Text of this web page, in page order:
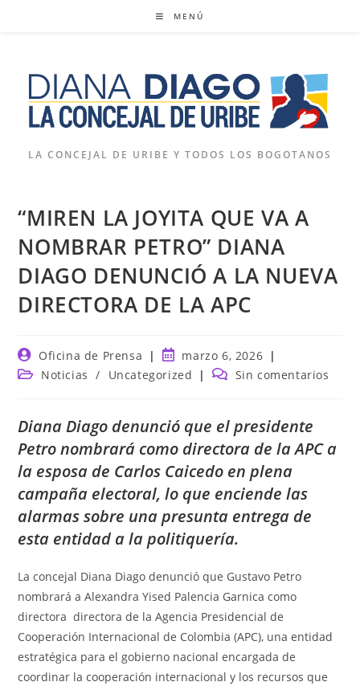
MENÚ
LA CONCEJAL DE URIBE Y TODOS LOS BOGOTANOS
“MIREN LA JOYITA QUE VA A
NOMBRAR PETRO” DIANA
DIAGO DENUNCIÓ A LA NUEVA
DIRECTORA DE LA APC
Autor
de
Oficina de Prensa
Publicación
de
marzo 6, 2026
Categoría
entrada:
Noticias / Uncategorized
Comentarios
entrada:
Sin comentarios
Diana Diago denunció que el presidente
Petro nombrará como directora de la APC a
la esposa de Carlos Caicedo en plena
campaña electoral, lo que enciende las
alarmas sobre una presunta entrega de
esta entidad a la politiquería.
La concejal Diana Diago denunció que Gustavo Petro
nombrará a Alexandra Yised Palencia Garnica como
directora directora de la Agencia Presidencial de
Cooperación Internacional de Colombia (APC), una entidad
estratégica para el gobierno nacional encargada de
coordinar la cooperación internacional y los recursos que